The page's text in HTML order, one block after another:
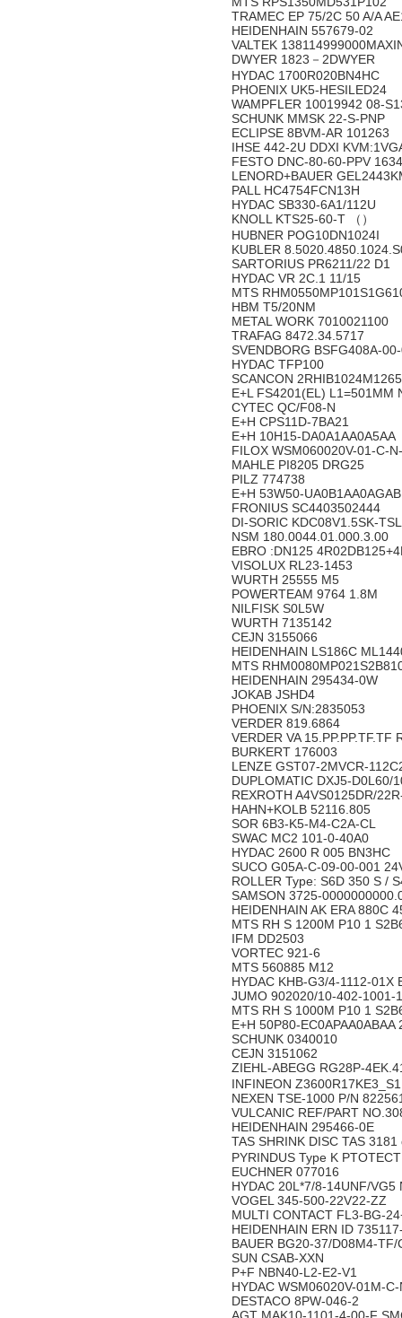
TRAMEC EP 75/2C 50 A/A
HEIDENHAIN 557679-02
VALTEK
DWYER 1823－2DWYER
HYDAC 1700R020BN4HC
PHOENIX UK5-HESILED24
WAMPFLER 10019942 08-
SCHUNK MMSK 22-S-PNP
ECLIPSE 8BVM-AR 101263
IHSE 442-2U DDXI
FESTO DNC-80-60-PPV
LENORD+BAUER
PALL HC4754FCN13H
HYDAC SB330-6A1/112U
KNOLL KTS25-60-T （）
HUBNER POG10DN1024I
KUBLER
SARTORIUS PR6211/22 D1
HYDAC VR 2C.1 11/15
MTS
HBM T5/20NM
METAL WORK 7010021100
TRAFAG 8472.34.5717
SVENDBORG BSFG408A-
HYDAC TFP100
SCANCON
E+L FS4201(EL) L1=501MM
CYTEC QC/F08-N
E+H CPS11D-7BA21
E+H 10H15-DA0A1AA0A5AA
FILOX WSM060020V-01-C-
MAHLE PI8205 DRG25
PILZ 774738
E+H 53W50-UA0B1AA0AGAB
FRONIUS SC4403502444
DI-SORIC KDC08V1.5SK-TSL
NSM 180.0044.01.000.3.00
EBRO :DN125
VISOLUX RL23-1453
WURTH 25555 M5
POWERTEAM 9764 1.8M
NILFISK S0L5W
WURTH 7135142
CEJN 3155066
HEIDENHAIN LS186C
MTS
HEIDENHAIN 295434-0W
JOKAB JSHD4
PHOENIX S/N:2835053
VERDER 819.6864
VERDER VA 15.PP.PP.TF.TF
BURKERT 176003
LENZE GST07-2MVCR-
DUPLOMATIC DXJ5-D0L60/
REXROTH A4VS0125DR/
HAHN+KOLB 52116.805
SOR 6B3-K5-M4-C2A-CL
SWAC MC2 101-0-40A0
HYDAC 2600 R 005 BN3HC
SUCO G05A-C-09-00-001
ROLLER Type: S6D 350 S /
SAMSON 3725-
HEIDENHAIN AK ERA 880C
MTS RH S 1200M P10 1
IFM DD2503
VORTEC 921-6
MTS 560885 M12
HYDAC KHB-G3/4-1112-01X
JUMO 902020/10-402-1001-
MTS RH S 1000M P10 1
E+H 50P80-
SCHUNK 0340010
CEJN 3151062
ZIEHL-ABEGG RG28P-
INFINEON Z3600R17KE3_S1
NEXEN TSE-1000 P/N
VULCANIC REF/PART
HEIDENHAIN 295466-0E
TAS SHRINK DISC TAS
PYRINDUS Type K
EUCHNER 077016
HYDAC 20L*7/8-14UNF/VG5
VOGEL 345-500-22V22-ZZ
MULTI CONTACT FL3-BG-
HEIDENHAIN ERN ID
BAUER BG20-37/D08M4-TF/
SUN CSAB-XXN
P+F NBN40-L2-E2-V1
HYDAC WSM06020V-01M-
DESTACO 8PW-046-2